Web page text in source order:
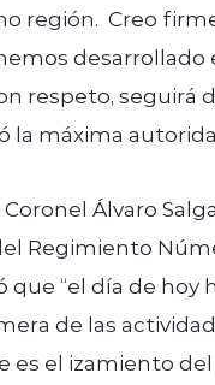
región. Creo
desarrollado
respeto, seguirá
la máxima
Álvaro
Regimiento
que “el día de hoy
de las
es el izamiento